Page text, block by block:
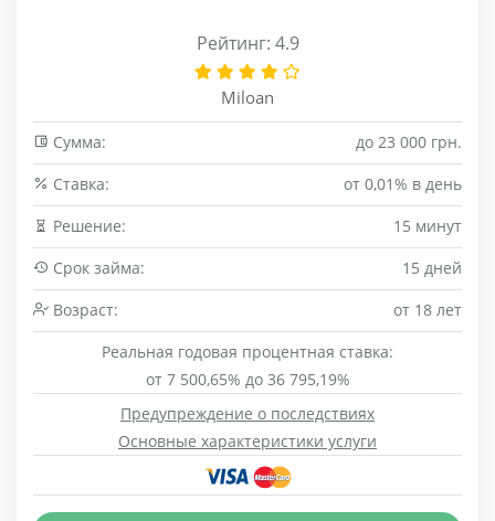
Рейтинг: 4.9
Miloan
Сумма:
до 23 000 грн.
Cтавка:
от 0,01% в день
Решение:
15 минут
Срок займа:
15 дней
Возраст:
от 18 лет
Реальная годовая процентная ставка:
от 7 500,65% до 36 795,19%
Предупреждение о последствиях
Основные характеристики услуги